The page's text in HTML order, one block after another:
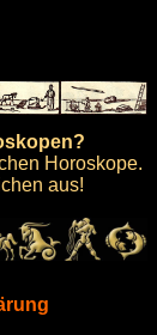
Horoskope.
aus!